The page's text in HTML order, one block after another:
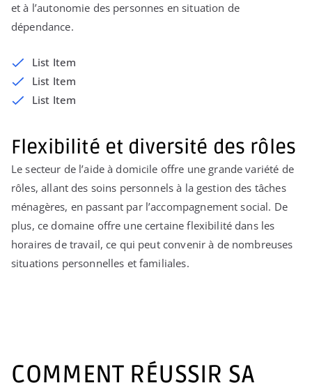
et à l’autonomie des personnes en situation de
dépendance.
List Item
List Item
List Item
Flexibilité et diversité des rôles
Le secteur de l’aide à domicile offre une grande variété de
rôles, allant des soins personnels à la gestion des tâches
ménagères, en passant par l’accompagnement social. De
plus, ce domaine offre une certaine flexibilité dans les
horaires de travail, ce qui peut convenir à de nombreuses
situations personnelles et familiales.
COMMENT RÉUSSIR SA